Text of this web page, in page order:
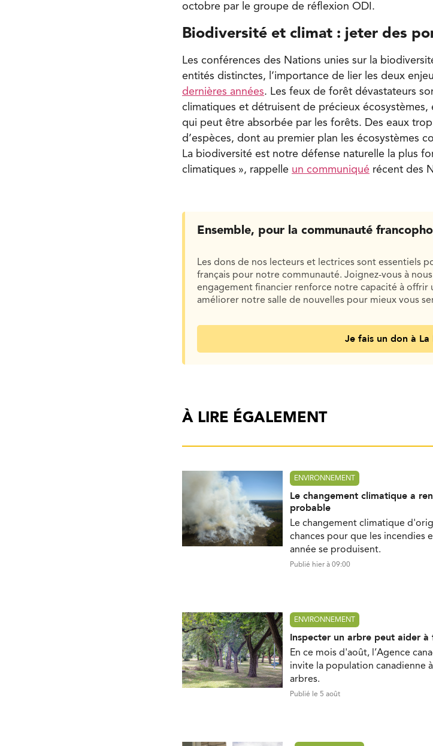
octobre par le groupe de réflexion ODI.
Biodiversité et climat : jeter des
Les conférences des Nations unies sur la
entités distinctes, l’importance de lier les deux
dernières années. Les feux de forêt dévastateurs
climatiques et détruisent de précieux
qui peut être absorbée par les forêts. Des eaux
d’espèces, dont au premier plan les écosystèmes
La biodiversité est notre défense naturelle la plus
climatiques », rappelle un communiqué récent des
Ensemble, pour la communauté
Les dons de nos lecteurs et lectrices sont essentiels
français pour notre communauté. Joignez-vous à
engagement financier renforce notre capacité à offrir
améliorer notre salle de nouvelles pour mieux vous
Je fais un don à La
À LIRE ÉGALEMENT
ENVIRONNEMENT
Le changement climatique a
probable
Le changement climatique
chances pour que les incendies
année se produisent.
Publié hier à 09:00
ENVIRONNEMENT
Inspecter un arbre peut aider à
En ce mois d'août, l’Agence
invite la population canadienne
arbres.
Publié le 5 août